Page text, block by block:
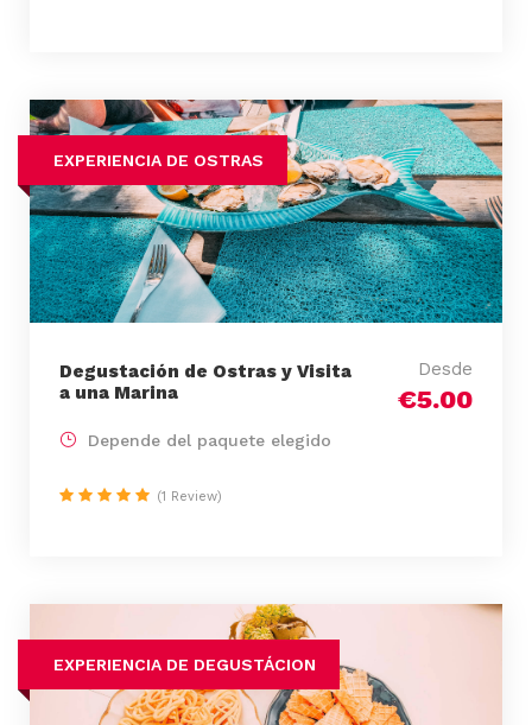
EXPERIENCIA DE OSTRAS
Degustación de Ostras y Visita
a una Marina
Desde
€5.00
Depende del paquete elegido
(1 Review)
EXPERIENCIA DE DEGUSTÁCION